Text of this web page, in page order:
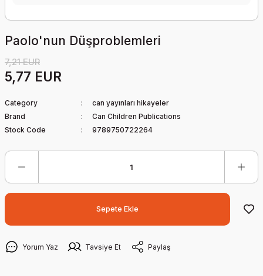
Paolo'nun Düşproblemleri
7,21 EUR
5,77 EUR
Category
can yayınları hikayeler
Brand
Can Children Publications
Stock Code
9789750722264
Sepete Ekle
Yorum Yaz Tavsiye Et Paylaş